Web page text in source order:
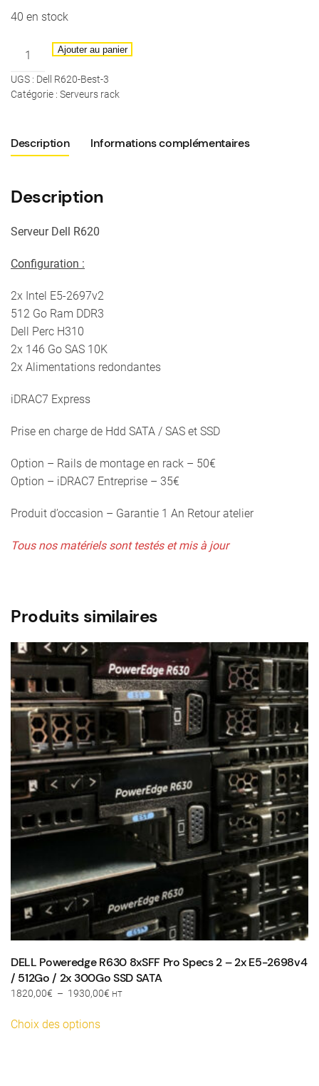
40 en stock
quantité
Dell
R620
3
Ajouter au panier
UGS : Dell R620-Best-3
Catégorie : Serveurs rack
Description Informations complémentaires
Description
Serveur Dell R620
Configuration :
2x Intel E5-2697v2
512 Go Ram DDR3
Dell Perc H310
2x 146 Go SAS 10K
2x Alimentations redondantes
iDRAC7 Express
Prise en charge de Hdd SATA / SAS et SSD
Option – Rails de montage en rack – 50€
Option – iDRAC7 Entreprise – 35€
Produit d’occasion – Garantie 1 An Retour atelier
Tous nos matériels sont testés et mis à jour
Produits similaires
DELL Poweredge R630 8xSFF Pro Specs 2 – 2x E5-2698v4
/ 512Go / 2x 300Go SSD SATA
1820,00€ – 1930,00€ Plage
HT
Choix des optionsproduit